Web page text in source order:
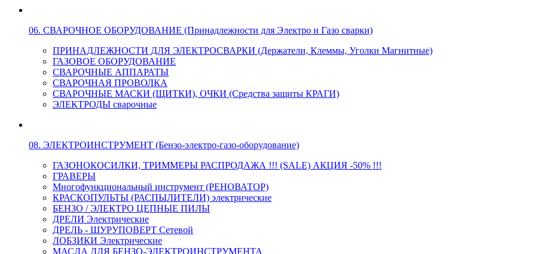
06. СВАРОЧНОЕ ОБОРУДОВАНИЕ (Принадлежности для Электро и Газо сварки)
ПРИНАДЛЕЖНОСТИ ДЛЯ ЭЛЕКТРОСВАРКИ (Держатели, Клеммы, Уголки Магнитные)
ГАЗОВОЕ ОБОРУДОВАНИЕ
СВАРОЧНЫЕ АППАРАТЫ
СВАРОЧНАЯ ПРОВОЛКА
СВАРОЧНЫЕ МАСКИ (ЩИТКИ), ОЧКИ (Средства защиты КРАГИ)
ЭЛЕКТРОДЫ сварочные
08. ЭЛЕКТРОИНСТРУМЕНТ (Бензо-электро-газо-оборудование)
ГАЗОНОКОСИЛКИ, ТРИММЕРЫ РАСПРОДАЖА !!! (SALE) АКЦИЯ -50% !!!
ГРАВЕРЫ
Многофункциональный инструмент (РЕНОВАТОР)
КРАСКОПУЛЬТЫ (РАСПЫЛИТЕЛИ) электрические
БЕНЗО / ЭЛЕКТРО ЦЕПНЫЕ ПИЛЫ
ДРЕЛИ Электрические
ДРЕЛЬ - ШУРУПОВЕРТ Сетевой
ЛОБЗИКИ Электрические
МАСЛА ДЛЯ БЕНЗО-ЭЛЕКТРОИНСТРУМЕНТА